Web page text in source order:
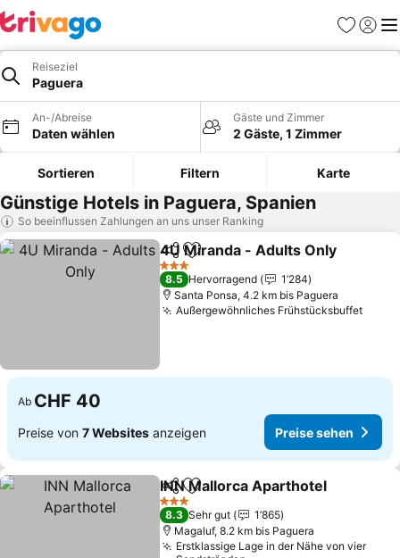
Favoriten
Reiseziel
Paguera
An-/Abreise
Daten wählen
Gäste und Zimmer
2 Gäste, 1 Zimmer
Sortieren Filtern Karte
Günstige Hotels in Paguera, Spanien
So beeinflussen Zahlungen an uns unser Ranking
TeilenZu Favoriten hinzufügen
4U Miranda - Adults Only
3 Sterne
8.5 Hervorragend
1’284
Santa Ponsa, 4.2 km bis Paguera
Außergewöhnliches Frühstücksbuffet
Ab CHF 40
Preise von 7 Websites anzeigen Preise sehen
TeilenZu Favoriten hinzufügen
INN Mallorca Aparthotel
3 Sterne
8.3 Sehr gut
1’865
Magaluf, 8.2 km bis Paguera
Erstklassige Lage in der Nähe von vier